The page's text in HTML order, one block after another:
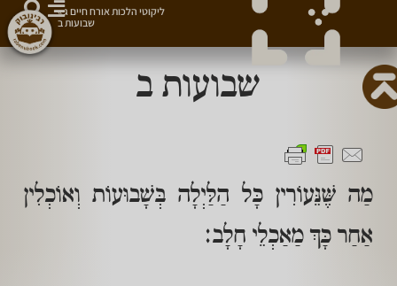
שבועות ב
מַה שֶּׁנֵּעוֹרִין כָּל הַלַּיְלָה בְּשָׁבוּעוֹת וְאוֹכְלִין
אַחַר כָּךְ מַאַכְלֵי חָלָב:
ליקוטי הלכות אורח חיים ג»
שבועות ב